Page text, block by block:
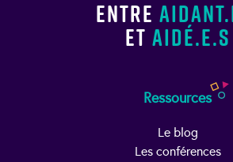
entre
et aidé.e.s
Ressources
Le blog
Les conférences